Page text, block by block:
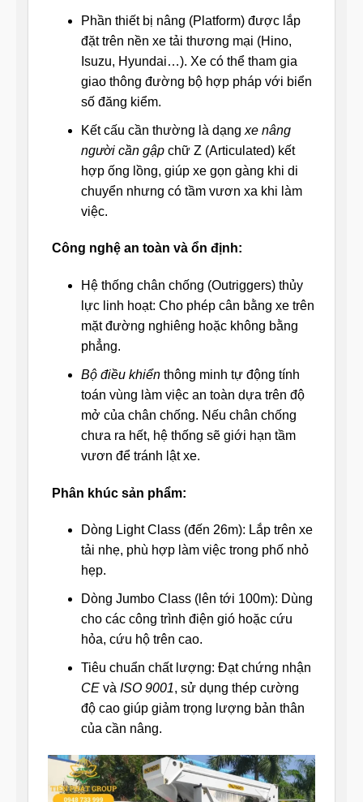
Phần thiết bị nâng (Platform) được lắp
đặt trên nền xe tải thương mại (Hino,
Isuzu, Hyundai…). Xe có thể tham gia
giao thông đường bộ hợp pháp với biển
số đăng kiểm.
Kết cấu cần thường là dạng xe nâng
người cần gậpchữ Z (Articulated) kết
hợp ống lồng, giúp xe gọn gàng khi di
chuyển nhưng có tầm vươn xa khi làm
việc.
Công nghệ an toàn và ổn định:
Hệ thống chân chống (Outriggers) thủy
lực linh hoạt: Cho phép cân bằng xe trên
mặt đường nghiêng hoặc không bằng
phẳng.
Bộ điều khiểnthông minh tự động tính
toán vùng làm việc an toàn dựa trên độ
mở của chân chống. Nếu chân chống
chưa ra hết, hệ thống sẽ giới hạn tầm
vươn để tránh lật xe.
Phân khúc sản phẩm:
Dòng Light Class (đến 26m): Lắp trên xe
tải nhẹ, phù hợp làm việc trong phố nhỏ
hẹp.
Dòng Jumbo Class (lên tới 100m): Dùng
cho các công trình điện gió hoặc cứu
hỏa, cứu hộ trên cao.
Tiêu chuẩn chất lượng: Đạt chứng nhận
CEvà ISO 9001, sử dụng thép cường
độ cao giúp giảm trọng lượng bản thân
của cần nâng.